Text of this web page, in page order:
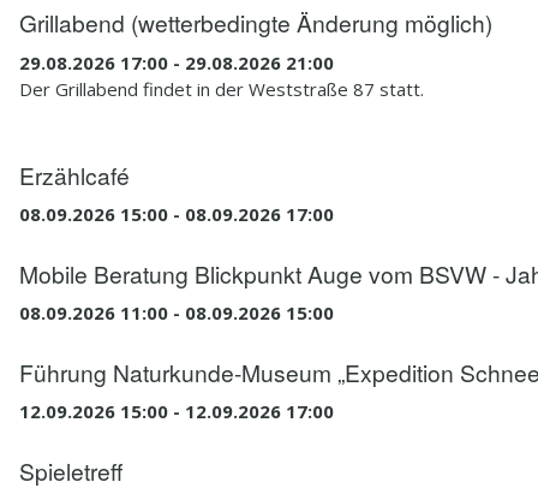
Grillabend (wetterbedingte Änderung möglich)
29.08.2026 17:00 - 29.08.2026 21:00
Der Grillabend findet in der Weststraße 87 statt.
Erzählcafé
08.09.2026 15:00 - 08.09.2026 17:00
Mobile Beratung Blickpunkt Auge vom BSVW -
08.09.2026 11:00 - 08.09.2026 15:00
Führung Naturkunde-Museum „Expedition
12.09.2026 15:00 - 12.09.2026 17:00
Spieletreff